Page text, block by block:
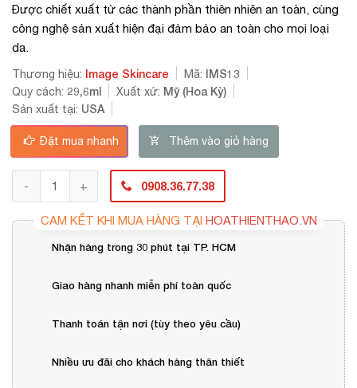
Được chiết xuất từ các thành phần thiên nhiên an toàn, cùng
công nghệ sản xuất hiện đại đảm bảo an toàn cho mọi loại
da.
Thương hiệu: Image Skincare Mã: IMS13
Quy cách: 29,6ml Xuất xứ: Mỹ (Hoa Kỳ)
Sản xuất tại: USA
Đặt mua nhanh Thêm vào giỏ hàng
0908.36.77.38
CAM KẾT KHI MUA HÀNG TẠI HOATHIENTHAO.VN
Nhận hàng trong 30 phút tại TP. HCM
Giao hàng nhanh miễn phí toàn quốc
Thanh toán tận nơi (tùy theo yêu cầu)
Nhiều ưu đãi cho khách hàng thân thiết